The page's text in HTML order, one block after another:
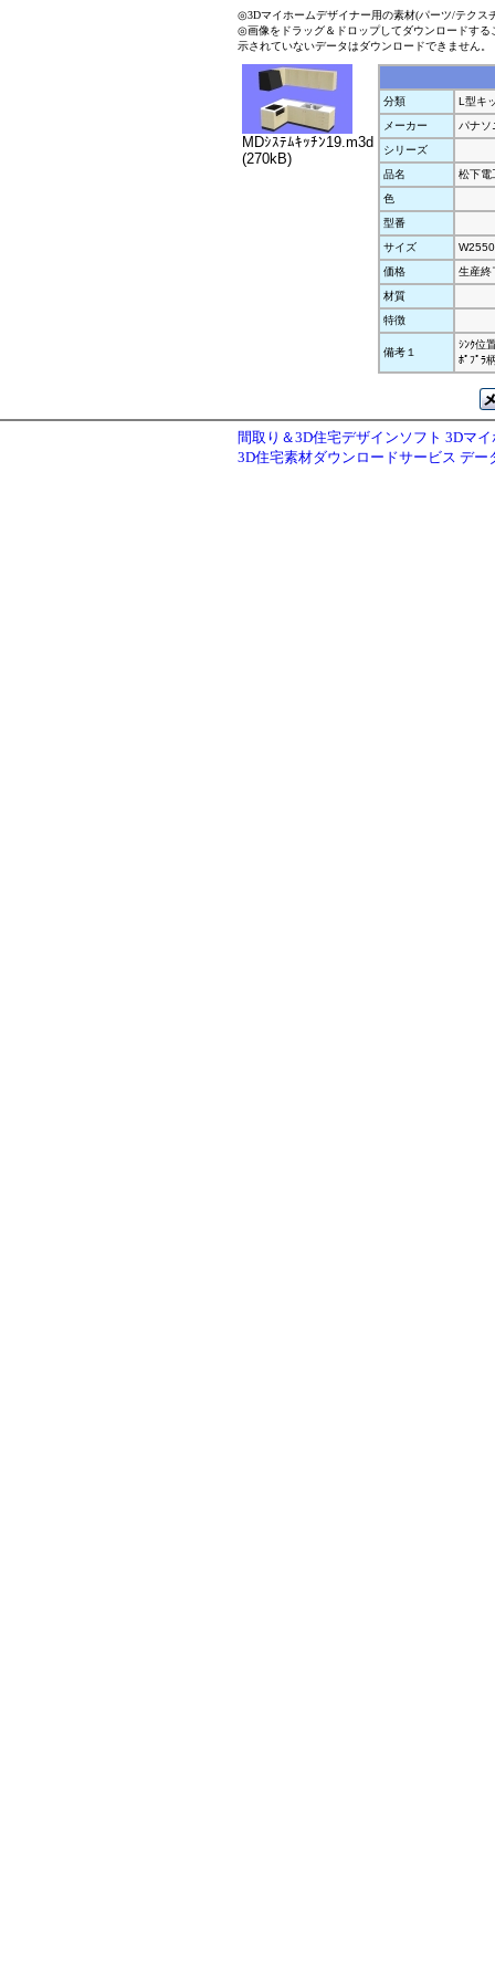
◎3Dマイホームデザイナー用の素材(パーツ/テクス
◎画像をドラッグ＆ドロップしてダウンロードす
示されていないデータはダウンロードできません。
MDｼｽﾃﾑｷｯﾁﾝ19.m3d
(270kB)
分類
L型キ
メーカー
パナソ
シリーズ
品名
松下電
色
型番
サイズ
価格
生産終
材質
特徴
備考１
ｼﾝｸ位
ﾎﾟﾌﾟﾗ
間取り＆3D住宅デザインソフト 3Dマ
3D住宅素材ダウンロードサービス デー